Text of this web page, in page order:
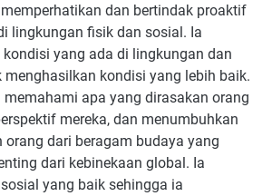
dan bertindak proaktif
lingkungan fisik dan sosial. Ia
yang ada di lingkungan dan
kondisi yang lebih baik.
memahami apa yang dirasakan orang
mereka, dan menumbuhkan
orang dari beragam budaya yang
dari kebinekaan global. Ia
yang baik sehingga ia